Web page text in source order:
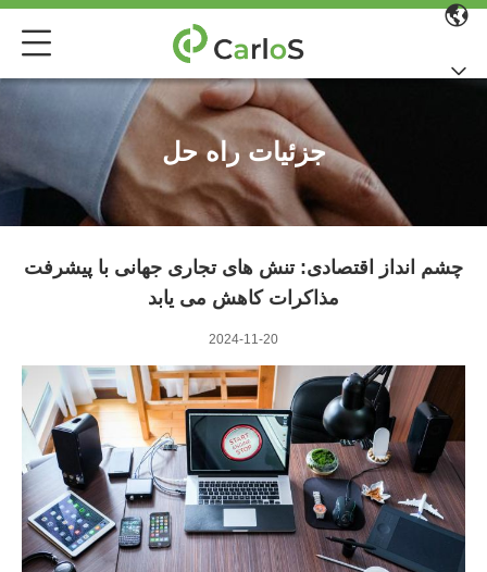
جزئیات راه حل
چشم انداز اقتصادی: تنش های تجاری جهانی با پیشرفت
مذاکرات کاهش می یابد
2024-11-20